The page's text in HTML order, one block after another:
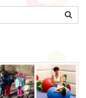
Hledat